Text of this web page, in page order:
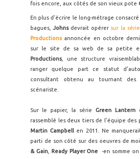
fois encore, aux côtés de son vieux pote
En plus d'écrire le long-métrage
bagues,Johnsdevrait opérer sur la série
Productionsannoncée en octobre
sur le site de sa web de sa petite
Productions, une structure
ranger quelque part ce statut
consultant obtenu au tournant des
scénariste.
Sur le papier, la série Green Lantern
rassemblé les deux tiers de l'équipe des
Martin Campbell en 2011. Ne
parti de son côté sur des oeuvres de
& Gain, Ready Player One
-en somme